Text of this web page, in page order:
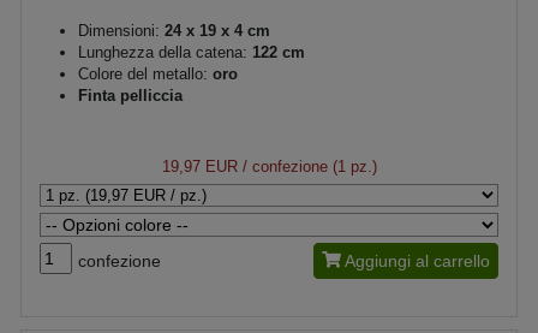
Dimensioni: 24 x 19 x 4 cm
Lunghezza della catena: 122 cm
Colore del metallo: oro
Finta pelliccia
19,97 EUR/ confezione (1 pz.)
confezione Aggiungi al carrello